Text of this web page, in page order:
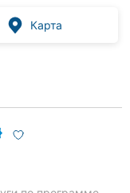
Карта